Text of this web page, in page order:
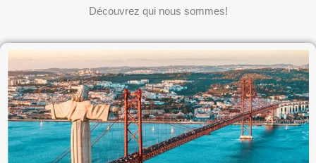
Découvrez qui nous sommes!